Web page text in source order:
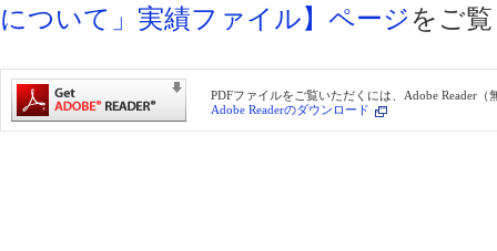
について」実績ファイル】ページをご
PDFファイルをご覧いただくには、Adobe Reader（
Adobe Readerのダウンロード